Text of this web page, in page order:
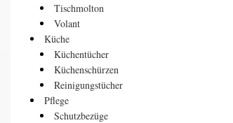
Tischmolton
Volant
Küche
Küchentücher
Küchenschürzen
Reinigungstücher
Pflege
Schutzbezüge